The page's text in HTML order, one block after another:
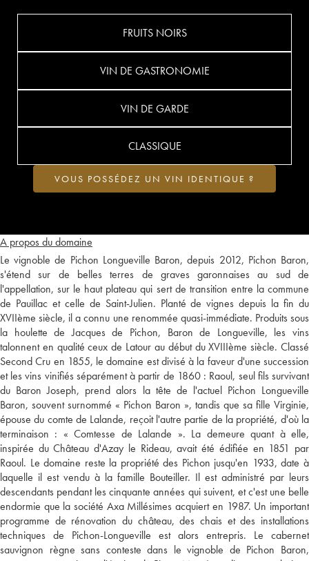
A propos du domaine
Le vignoble de Pichon Longueville Baron, depuis 2012, Pichon Baron,
s'étend sur de belles terres de graves garonnaises au sud de
l'appellation, sur le haut plateau qui sert de transition entre la commune
de Pauillac et celle de Saint-Julien. Planté de vignes depuis la fin du
XVIIème siècle, il a connu une renommée quasi-immédiate. Produits sous
la houlette de Jacques de Pichon, Baron de Longueville, les vins
talonnent en qualité ceux de Latour au début du XVIIIème siècle. Classé
Second Cru en 1855, le domaine est divisé à la faveur d'une succession
et les vins vinifiés séparément à partir de 1860 : Raoul, seul fils survivant
du Baron Joseph, prend alors la tête de l'actuel Pichon Longueville
Baron, souvent surnommé « Pichon Baron », tandis que sa fille Virginie,
épouse du comte de Lalande, reçoit l'autre partie de la propriété, d'où la
terminaison : « Comtesse de Lalande ». La demeure quant à elle,
inspirée du Château d'Azay le Rideau, avait été édifiée en 1851 par
Raoul. Le domaine reste la propriété des Pichon jusqu'en 1933, date à
laquelle il est vendu à la famille Bouteiller. Il est administré par leurs
descendants pendant les cinquante années qui suivent, et c'est une belle
endormie que la société Axa Millésimes acquiert en 1987. Un important
programme de rénovation du château, des chais et des installations
techniques de Pichon-Longueville est alors entrepris. Le cabernet
sauvignon règne sans conteste dans le vignoble de Pichon Baron,
FRUITS NOIRS
VIN DE GASTRONOMIE
VIN DE GARDE
CLASSIQUE
VOUS POSSÉDEZ UN VIN IDENTIQUE ?